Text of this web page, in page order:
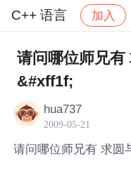
C++ 语言 加入
社区 C++ 语言
请问哪位师兄有
&#xff1f;
hua737
2009-05-21
请问哪位师兄有 求圆